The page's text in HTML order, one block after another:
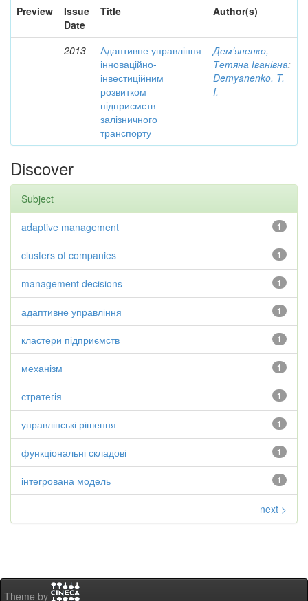
Preview
Issue
Date
Title Author(s)
2013
Адаптивне управління
інноваційно-
інвестиційним
розвитком
підприємств
залізничного
транспорту
Дем’яненко,
Тетяна Іванівна;
Demyanenko, T.
I.
Discover
Subject
1
adaptive management
1
clusters of companies
1
management decisions
1
адаптивне управління
1
кластери підприємств
1
механізм
1
стратегія
1
управлінські рішення
1
функціональні складові
1
інтегрована модель
next >
Theme by